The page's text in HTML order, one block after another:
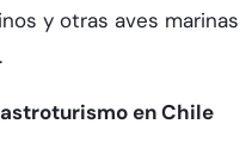
y otras aves marinas
en Chile